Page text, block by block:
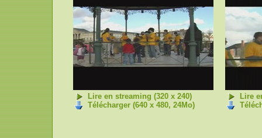
Lire en streaming (320 x 240)
Télécharger (640 x 480, 24Mo)
Lire